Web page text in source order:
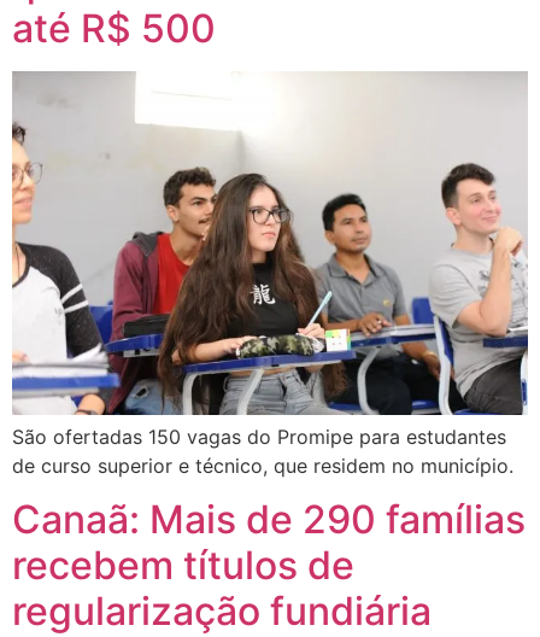
até R$ 500
São ofertadas 150 vagas do Promipe para estudantes
de curso superior e técnico, que residem no município.
Canaã: Mais de 290 famílias
recebem títulos de
regularização fundiária